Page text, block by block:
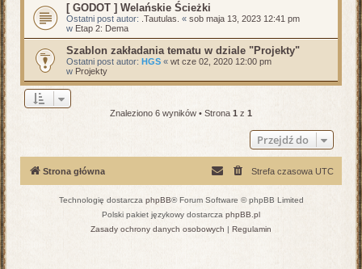
[ GODOT ] Welańskie Ścieżki
Ostatni post autor: .Tautulas. « sob maja 13, 2023 12:41 pm
w Etap 2: Dema
Szablon zakładania tematu w dziale "Projekty"
Ostatni post autor: HGS « wt cze 02, 2020 12:00 pm
w Projekty
Znaleziono 6 wyników • Strona 1 z 1
Przejdź do
Strona główna Strefa czasowa UTC
Technologię dostarcza phpBB® Forum Software © phpBB Limited
Polski pakiet językowy dostarcza phpBB.pl
Zasady ochrony danych osobowych | Regulamin